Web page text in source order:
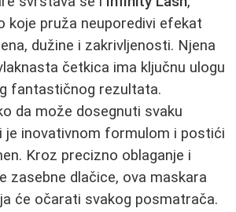
koje pruža neuporedivi efekat
dužine i zakrivljenosti. Njena
četkica ima ključnu ulogu
fantastičnog rezultata.
da može dosegnuti svaku
je inovativnom formulom i postići
Kroz precizno oblaganje i
zasebne dlačice, ova maskara
će očarati svakog posmatrača.